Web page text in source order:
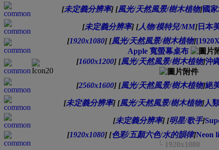
[未定義分辨率] [風光/天然風景/樹木植物]國
[未定義分辨率] [人物/模特兒/MM]日本
[1920x1080] [風光/天然風景/樹木植物]
Apple 寬螢幕桌布
[1600x1200] [風光/天然風景/樹木植物]沖
[2560x1600] [風光/天然風景/樹木植物]絕
[未定義分辨率] [風光/天然風景/樹木植物]人
[未定義分辨率] [明星/歌手]
[1920x1080] [色彩/五顏六色/水的韻律]Neon
└ 1920x1080